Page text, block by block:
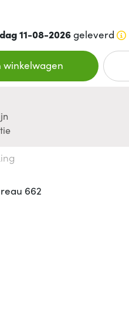
11-08-2026geleverd
winkelwagen
662